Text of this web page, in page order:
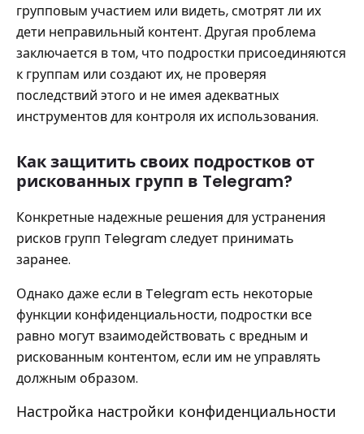
групповым участием или видеть, смотрят ли их
дети неправильный контент. Другая проблема
заключается в том, что подростки присоединяются
к группам или создают их, не проверяя
последствий этого и не имея адекватных
инструментов для контроля их использования.
Как защитить своих подростков от
рискованных групп в Telegram?
Конкретные надежные решения для устранения
рисков групп Telegram следует принимать
заранее.
Однако даже если в Telegram есть некоторые
функции конфиденциальности, подростки все
равно могут взаимодействовать с вредным и
рискованным контентом, если им не управлять
должным образом.
Настройка настройки конфиденциальности